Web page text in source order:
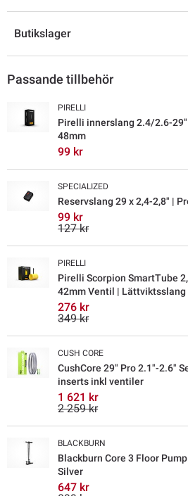
Butikslager
Passande tillbehör
PIRELLI
Pirelli innerslang 2.4/2.6-29"
48mm
99 kr
SPECIALIZED
Reservslang 29 x 2,4-2,8" |
99 kr
127 kr
PIRELLI
Pirelli Scorpion SmartTube
42mm Ventil | Lättviktsslang
276 kr
349 kr
CUSH CORE
CushCore 29" Pro 2.1"-2.6"
inserts inkl ventiler
1 621 kr
2 259 kr
BLACKBURN
Blackburn Core 3 Floor
Silver
647 kr